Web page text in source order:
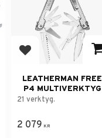
Add to favorites
LEATHERMAN FREE
P4 MULTIVERKTYG
21 verktyg.
2 079 KR